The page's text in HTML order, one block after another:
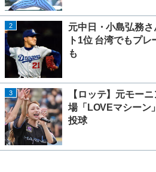
2
元中日・小島弘務
ト1位 台湾でもプ
も
3
【ロッテ】元モー
場「LOVEマシーン
投球